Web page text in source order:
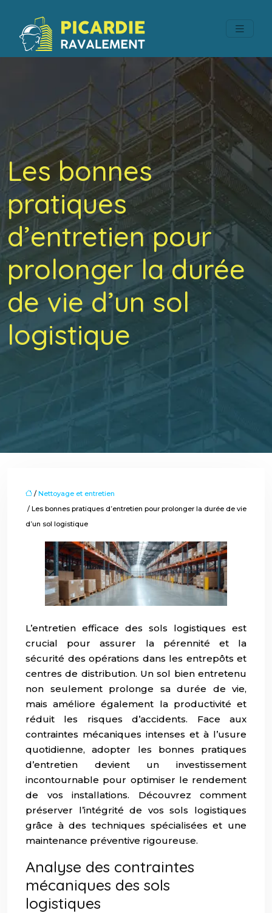
Les bonnes
pratiques
d’entretien pour
prolonger la durée
de vie d’un sol
logistique
/ Nettoyage et entretien
/ Les bonnes pratiques d’entretien pour prolonger la durée de vie
d’un sol logistique
L’entretien efficace des sols logistiques est
crucial pour assurer la pérennité et la
sécurité des opérations dans les entrepôts et
centres de distribution. Un sol bien entretenu
non seulement prolonge sa durée de vie,
mais améliore également la productivité et
réduit les risques d’accidents. Face aux
contraintes mécaniques intenses et à l’usure
quotidienne, adopter les bonnes pratiques
d’entretien devient un investissement
incontournable pour optimiser le rendement
de vos installations. Découvrez comment
préserver l’intégrité de vos sols logistiques
grâce à des techniques spécialisées et une
maintenance préventive rigoureuse.
Analyse des contraintes
mécaniques des sols
logistiques